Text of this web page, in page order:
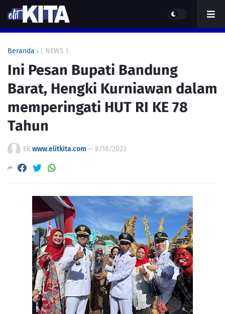
Beranda ( NEWS )
Ini Pesan Bupati Bandung
Barat, Hengki Kurniawan dalam
memperingati HUT RI KE 78
Tahun
EKwww.elitkita.com —8/18/2023